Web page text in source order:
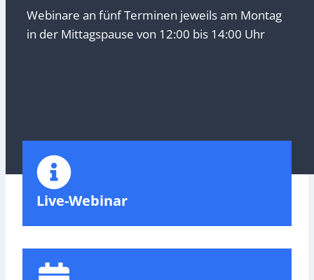
Webinare an fünf Terminen jeweils am Montag
in der Mittagspause von 12:00 bis 14:00 Uhr
Live-Webinar